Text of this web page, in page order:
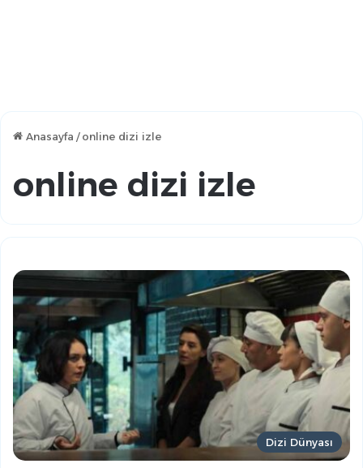
Anasayfa / online dizi izle
online dizi izle
Dizi Dünyası